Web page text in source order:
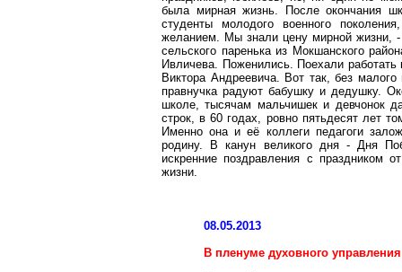
была мирная жизнь. После окончания
студенты молодого военного
желанием. Мы знали цену мирной жизни,
сельского паренька из Мокшанского
Ивличева. Поженились. Поехали
Виктора Андреевича. Вот так, без
правнучка радуют бабушку и дедушку.
школе, тысячам мальчишек и девчонок
строк, в 60 годах, ровно пятьдесят лет
Именно она и её коллеги педагоги
родину. В канун великого дня - Дня
искренние поздравления с праздником
жизни.
08.05.2013
В пленуме духовного